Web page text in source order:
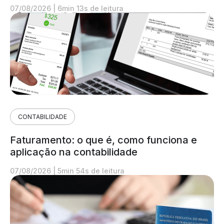
07/08/2026 6min 13s de leitura
CONTABILIDADE
Faturamento: o que é, como funciona e
aplicação na contabilidade
07/08/2026 5min 54s de leitura